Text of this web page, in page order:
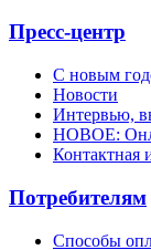
Пресс-центр
С новым
Новости
Интервью,
НОВОЕ:
Контактная
Потребителям
Способы